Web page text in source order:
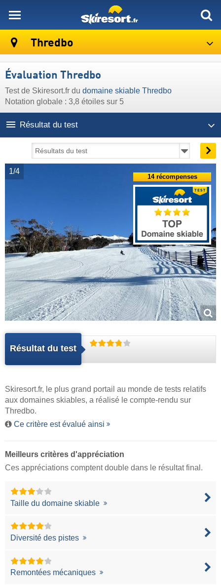
Thredbo
Évaluation Thredbo
Test de Skiresort.fr du domaine skiable Thredbo
Notation globale : 3,8 étoiles sur 5
Résultat du test
1/4
Résultat du test
14 récompenses
Skiresort.fr, le plus grand portail au monde de tests relatifs
aux domaines skiables, a réalisé le compte-rendu sur
Thredbo.
Ce critère est évalué ainsi
Meilleurs critères d'appréciation
Ces appréciations comptent double dans le résultat final.
Taille du domaine skiable
Diversité des pistes
Remontées mécaniques